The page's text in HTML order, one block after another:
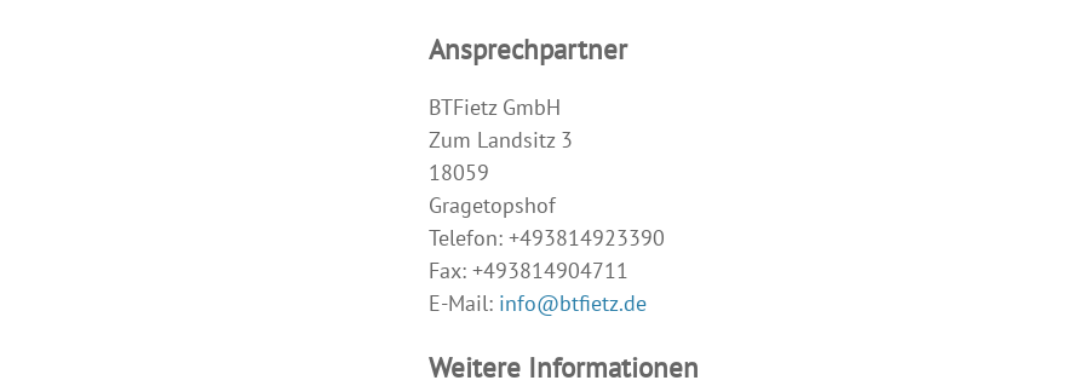
Ansprechpartner
BTFietz GmbH
Zum Landsitz 3
18059
Gragetopshof
Telefon: +493814923390
Fax: +493814904711
E-Mail: info@btfietz.de
Weitere Informationen